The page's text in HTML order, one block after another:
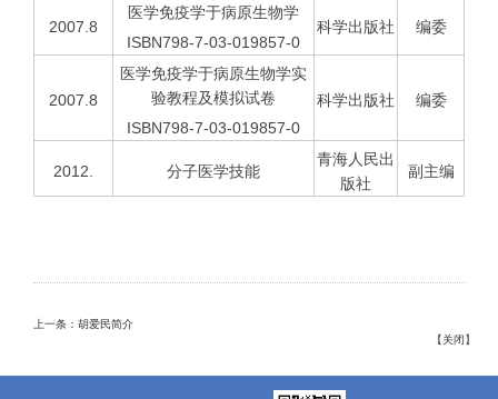
2007.8
医学免疫学于病原生物学
ISBN798-7-03-019857-0
科学出版社 编委
2007.8
医学免疫学于病原生物学实
验教程及模拟试卷
ISBN798-7-03-019857-0
科学出版社 编委
2012. 分子医学技能
青海人民出
版社
副主编
上一条：胡爱民简介
【关闭】